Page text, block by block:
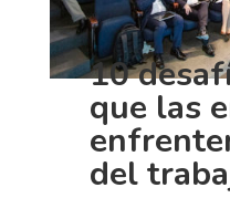
10
que las
del